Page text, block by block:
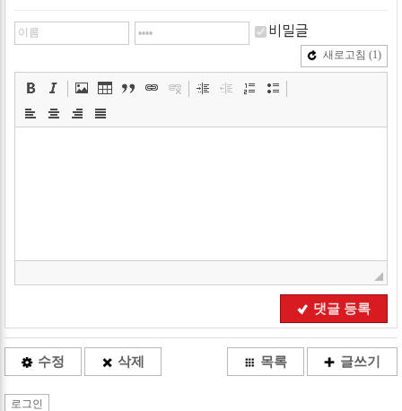
비밀글
새로고침 (1)
댓글 등록
수정 삭제 목록 글쓰기
로그인